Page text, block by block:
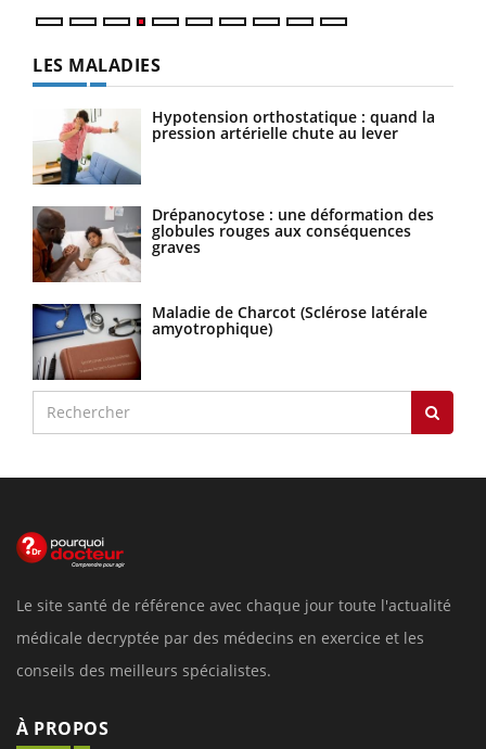
LES MALADIES
Hypotension orthostatique : quand la
pression artérielle chute au lever
Drépanocytose : une déformation des
globules rouges aux conséquences
graves
Maladie de Charcot (Sclérose latérale
amyotrophique)
Le site santé de référence avec chaque jour toute l'actualité
médicale decryptée par des médecins en exercice et les
conseils des meilleurs spécialistes.
À PROPOS